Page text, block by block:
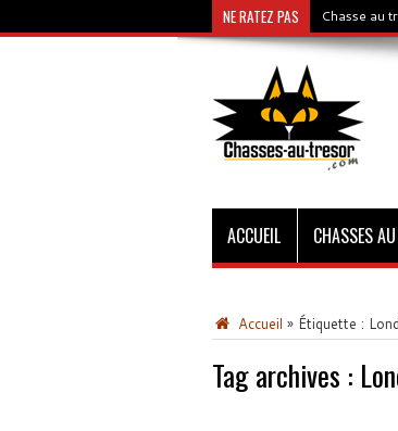
NE RATEZ PAS Chasse au
ACCUEIL CHASSES
Accueil » Étiquette :
Tag archives :